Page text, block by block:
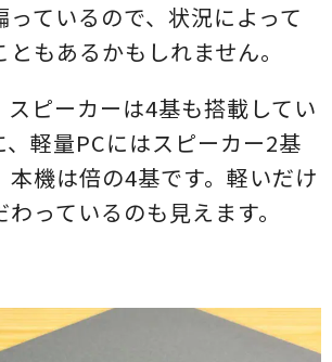
っているので、状況によって
もあるかもしれません。
ピーカーは4基も搭載してい
、軽量PCにはスピーカー2基
本機は倍の4基です。軽いだけ
っているのも見えます。